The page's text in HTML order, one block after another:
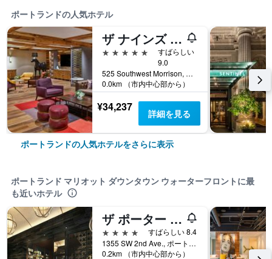
ポートランドの人気ホテル
ザ ナインズ ア ラグジュアリー コレクション ホテル ポートランド
5つ星
すばらしい
9.0
525 Southwest Morrison, ポートランド, OR, アメリカ合衆国
0.0km （市内中心部から）
¥34,237 詳細を見る
ポートランドの人気ホテルをさらに表示
ポートランド マリオット ダウンタウン ウォーターフロントに最
も近いホテル
ザ ポーター ポートランド キュリオ コレクション バイ ヒルトン
4つ星
すばらしい 8.4
1355 SW 2nd Ave., ポートランド, OR, アメリカ合衆国
0.2km （市内中心部から）